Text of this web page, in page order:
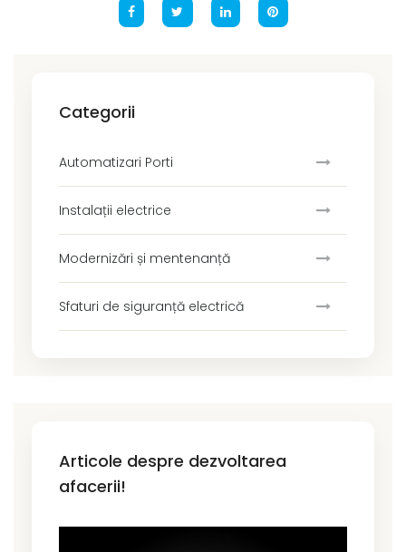
Categorii
Automatizari Porti
Instalații electrice
Modernizări și mentenanță
Sfaturi de siguranță electrică
Articole despre dezvoltarea
afacerii!